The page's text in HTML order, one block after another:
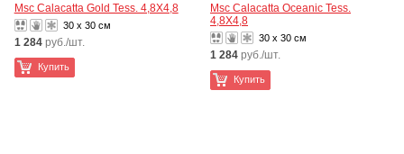
Msc Calacatta Gold Tess. 4,8X4,8
30 x 30 см
1 284 руб./шт.
Купить
Msc Calacatta Oceanic Tess.
4,8X4,8
30 x 30 см
1 284 руб./шт.
Купить